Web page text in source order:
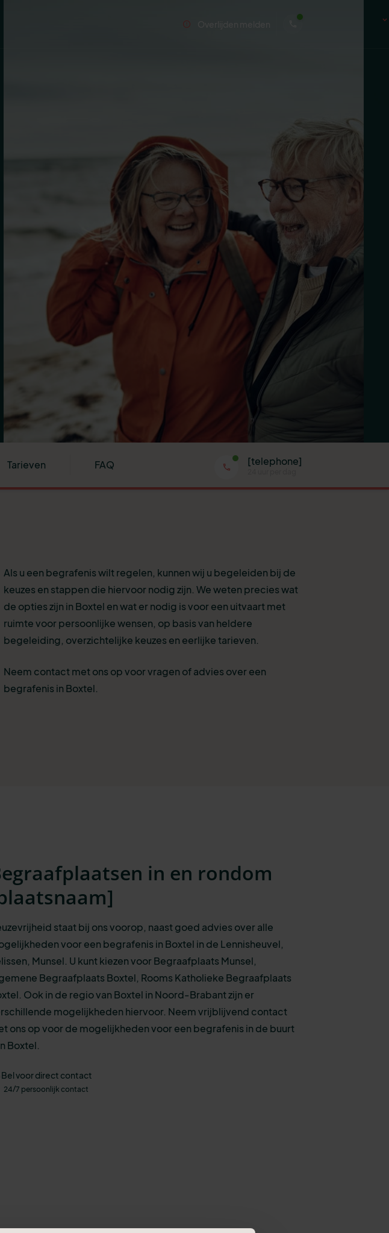
Tarieven FAQ [telephone]
Als u een begrafenis wilt regelen, kunnen wij u begeleiden bij de
keuzes en stappen die hiervoor nodig zijn. We weten precies wat
de opties zijn in Boxtel en wat er nodig is voor een uitvaart met
ruimte voor persoonlijke wensen, op basis van heldere
begeleiding, overzichtelijke keuzes en eerlijke tarieven.
Neem contact met ons op voor vragen of advies over een
begrafenis in Boxtel.
in en rondom
]
staat bij ons voorop, naast goed advies over alle
voor een begrafenis in Boxtel in de Lennisheuvel,
Munsel. U kunt kiezen voorBegraafplaats Munsel,
Begraafplaats Boxtel, Rooms Katholieke Begraafplaats
Ook in de regio van Boxtel in Noord-Brabant zijn er
mogelijkheden hiervoor. Neem vrijblijvend contact
ons op voor de mogelijkheden voor een begrafenis in de buurt
Boxtel.
Bel voor direct contact
24/7 persoonlijk contact